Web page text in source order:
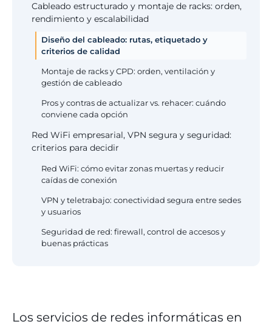
Cableado estructurado y montaje de racks: orden,
rendimiento y escalabilidad
Diseño del cableado: rutas, etiquetado y
criterios de calidad
Montaje de racks y CPD: orden, ventilación y
gestión de cableado
Pros y contras de actualizar vs. rehacer: cuándo
conviene cada opción
Red WiFi empresarial, VPN segura y seguridad:
criterios para decidir
Red WiFi: cómo evitar zonas muertas y reducir
caídas de conexión
VPN y teletrabajo: conectividad segura entre sedes
y usuarios
Seguridad de red: firewall, control de accesos y
buenas prácticas
Los servicios de redes informáticas en